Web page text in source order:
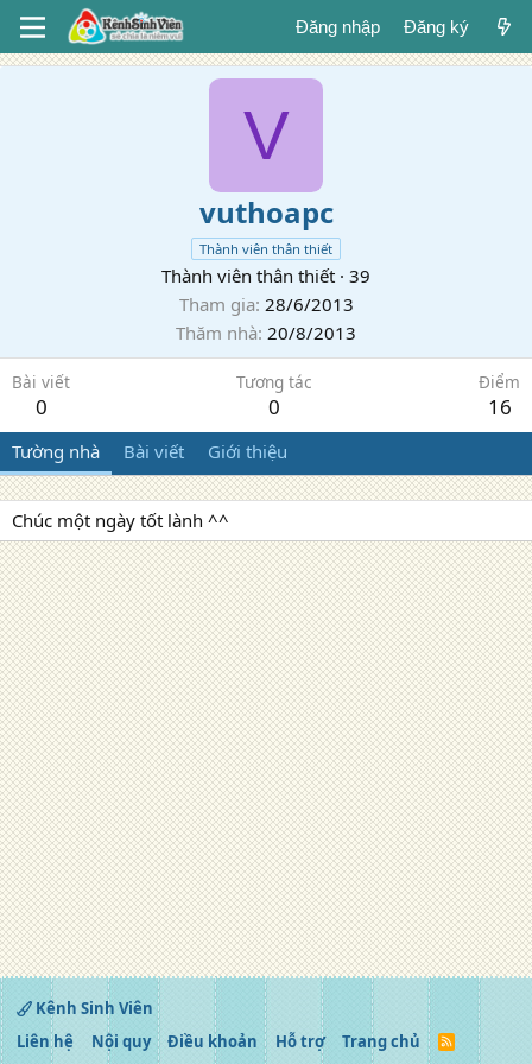
Đăng nhập Đăng ký
V
vuthoapc
Thành viên thân thiết
Thành viên thân thiết · 39
Tham gia 28/6/2013
Thăm nhà 20/8/2013
Bài viết
0
Tương tác
0
Điểm
16
Tường nhà Bài viết Giới thiệu
Chúc một ngày tốt lành ^^
Kênh Sinh Viên
Liên hệ
Nội quy Điều khoản Hỗ trợ Trang chủ
R